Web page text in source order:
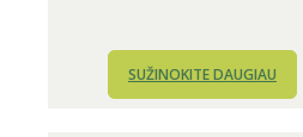
SUŽINOKITE DAUGIAU